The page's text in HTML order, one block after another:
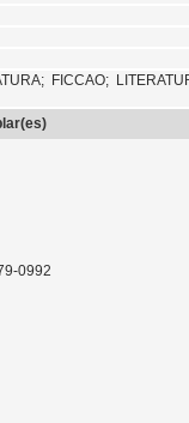
FICCAO;
0992